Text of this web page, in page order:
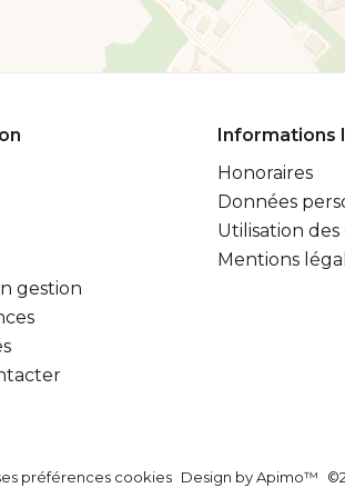
gestion
Informations
Honoraires
Données
Utilisation des
Mentions
préférences cookies Design byApimo™